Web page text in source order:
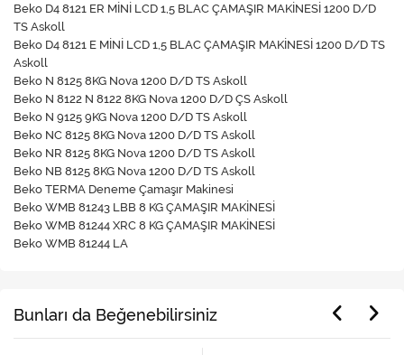
Beko D4 8121 ER MİNİ LCD 1,5 BLAC ÇAMAŞIR MAKİNESİ 1200 D/D
TS Askoll
Beko D4 8121 E MİNİ LCD 1,5 BLAC ÇAMAŞIR MAKİNESİ 1200 D/D TS
Askoll
Beko N 8125 8KG Nova 1200 D/D TS Askoll
Beko N 8122 N 8122 8KG Nova 1200 D/D ÇS Askoll
Beko N 9125 9KG Nova 1200 D/D TS Askoll
Beko NC 8125 8KG Nova 1200 D/D TS Askoll
Beko NR 8125 8KG Nova 1200 D/D TS Askoll
Beko NB 8125 8KG Nova 1200 D/D TS Askoll
Beko TERMA Deneme Çamaşır Makinesi
Beko WMB 81243 LBB 8 KG ÇAMAŞIR MAKİNESİ
Beko WMB 81244 XRC 8 KG ÇAMAŞIR MAKİNESİ
Beko WMB 81244 LA
Bunları da Beğenebilirsiniz